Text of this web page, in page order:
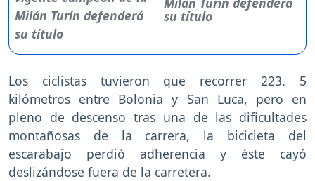
su título
Los ciclistas tuvieron que recorrer 223. 5
kilómetros entre Bolonia y San Luca, pero en
pleno de descenso tras una de las dificultades
montañosas de la carrera, la bicicleta del
escarabajo perdió adherencia y éste cayó
deslizándose fuera de la carretera.